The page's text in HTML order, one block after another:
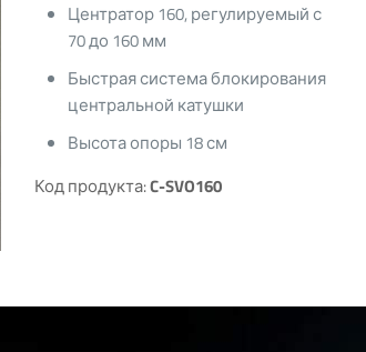
Центратор 160, регулируемый с
70 до 160 мм
Быстрая система блокирования
центральной катушки
Высота опоры 18 см
Код продукта:C-SVO160